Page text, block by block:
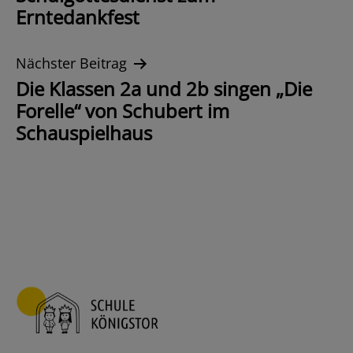
Navigation
Erntedankfest
Nächster Beitrag
Die Klassen 2a und 2b singen „Die
Forelle“ von Schubert im
Schauspielhaus